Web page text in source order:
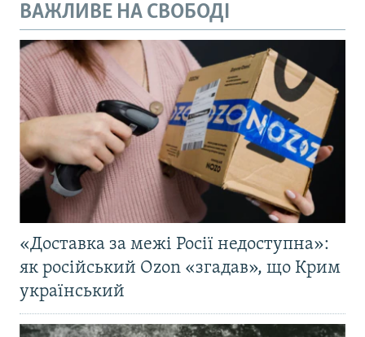
ВАЖЛИВЕ НА СВОБОДІ
«Доставка за межі Росії недоступна»:
як російський Ozon «згадав», що Крим
український